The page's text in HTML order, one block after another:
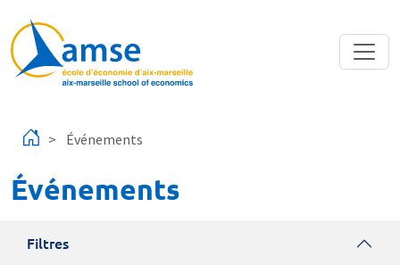
Événements
Événements
Filtres